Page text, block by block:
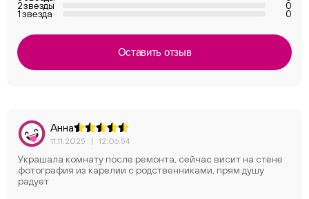
2 звезды 0
1 звезда 0
Оставить отзыв
Анна
11.11.2025 | 12:06:54
Украшала комнату после ремонта, сейчас висит на стене
фотография из карелии с родственниками, прям душу
радует